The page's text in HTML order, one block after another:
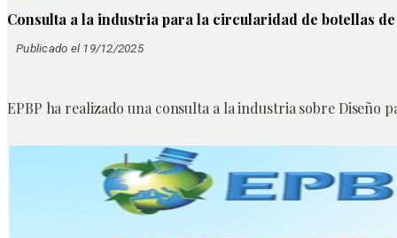
Consulta a la industria para la circularidad de botellas de
Publicado el 19/12/2025
EPBP ha realizado una consulta a la industria sobre Diseño